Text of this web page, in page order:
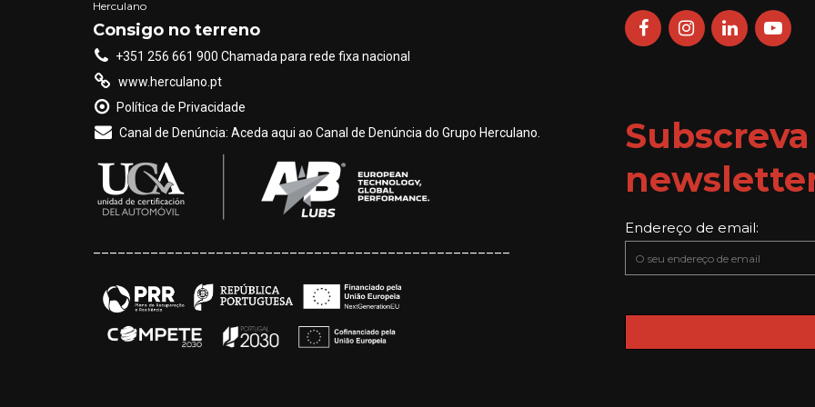
product
Herculano
Consigo no terreno
+351 256 661 900 Chamada para rede fixa nacional
www.herculano.pt
Política de Privacidade
Canal de Denúncia: Aceda aqui ao Canal de Denúncia do Grupo Herculano.
Endereço de email: